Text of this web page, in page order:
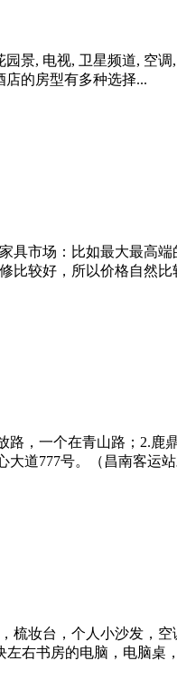
景, 电视, 卫星频道, 空
店的房型有多种选择...
具市场：比如最大最高
比较好，所以价格自然比
，一个在青山路；2.
大道777号。（昌南客运
妆台，个人小沙发，
左右书房的电脑，电脑桌